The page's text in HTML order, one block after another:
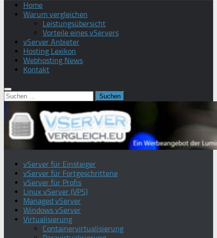
Home
Warum vergleichen
Leistungsübersicht
Vorteile eines vServers
vServer Anbieter
Hosting Lexikon
Webhosting News
Kontakt
Suchen
nach:
vServer für Einsteiger
vServer für Fortgeschrittene
vServer für Profis
Linux vServer (VPS)
Managed vServer
Windows vServer
Virtualisierung
Containervirtualisierung